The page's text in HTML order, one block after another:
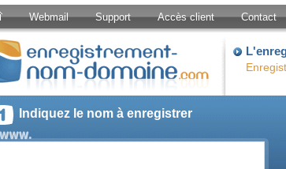
Webmail Support Accès client Contact
Indiquez le nom à enregistrer